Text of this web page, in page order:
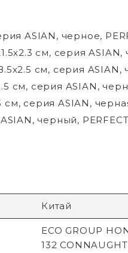
ASIAN, черное,
см, серия ASIAN,
см, серия ASIAN,
см, серия ASIAN,
серия ASIAN,
черный,
Китай
ECO GROUP
132